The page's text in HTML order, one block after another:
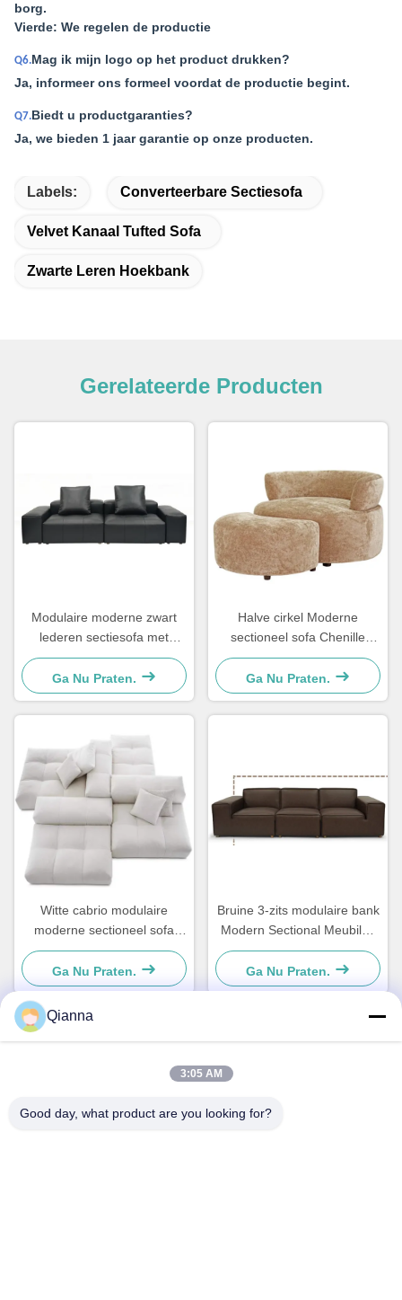
borg.
Vierde: We regelen de productie
Q6.Mag ik mijn logo op het product drukken?
Ja, informeer ons formeel voordat de productie begint.
Q7.Biedt u productgaranties?
Ja, we bieden 1 jaar garantie op onze producten.
Labels: Converteerbare Sectiesofa
Velvet Kanaal Tufted Sofa
Zwarte Leren Hoekbank
Gerelateerde Producten
Modulaire moderne zwart
lederen sectiesofa met
zitplaatsen
Ga Nu Praten.
Halve cirkel Moderne
sectioneel sofa Chenille
Lounge fauteuil en voetbank
Ga Nu Praten.
Witte cabrio modulaire
moderne sectioneel sofa
TOFY gevormd voor
woonkamer
Ga Nu Praten.
Bruine 3-zits modulaire bank
Modern Sectional Meubilair
Op Maat
Ga Nu Praten.
Adres
Qianna
3:05 AM
Good day, what product are you looking for?